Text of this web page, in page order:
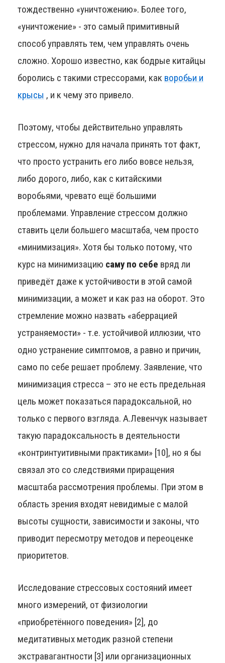
тождественно «уничтожению». Более того,
«уничтожение» - это самый примитивный
способ управлять тем, чем управлять очень
сложно. Хорошо известно, как бодрые китайцы
боролись с такими стрессорами, как воробьи и
крысы , и к чему это привело.
Поэтому, чтобы действительно управлять
стрессом, нужно для начала принять тот факт,
что просто устранить его либо вовсе нельзя,
либо дорого, либо, как с китайскими
воробьями, чревато ещё большими
проблемами. Управление стрессом должно
ставить цели большего масштаба, чем просто
«минимизация». Хотя бы только потому, что
курс на минимизацию саму по себе вряд ли
приведёт даже к устойчивости в этой самой
минимизации, а может и как раз на оборот. Это
стремление можно назвать «аберрацией
устраняемости» - т.е. устойчивой иллюзии, что
одно устранение симптомов, а равно и причин,
само по себе решает проблему. Заявление, что
минимизация стресса – это не есть предельная
цель может показаться парадоксальной, но
только с первого взгляда. А.Левенчук называет
такую парадоксальность в деятельности
«контринтуитивными практиками» [10], но я бы
связал это со следствиями приращения
масштаба рассмотрения проблемы. При этом в
область зрения входят невидимые с малой
высоты сущности, зависимости и законы, что
приводит пересмотру методов и переоценке
приоритетов.
Исследование стрессовых состояний имеет
много измерений, от физиологии
«приобретённого поведения» [2], до
медитативных методик разной степени
экстравагантности [3] или организационных